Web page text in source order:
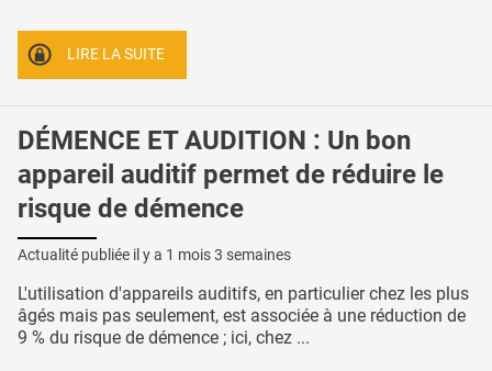
LIRE LA SUITE
DÉMENCE ET AUDITION : Un bon
appareil auditif permet de réduire le
risque de démence
Actualité publiée il y a 1 mois 3 semaines
L'utilisation d'appareils auditifs, en particulier chez les plus
âgés mais pas seulement, est associée à une réduction de
9 % du risque de démence ; ici, chez ...